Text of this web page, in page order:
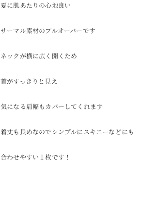
夏に肌あたりの心地良い
サーマル素材のプルオーバーです
ネックが横に広く開くため
首がすっきりと見え
気になる肩幅もカバーしてくれます
着丈も長めなのでシンプルにスキニーなどにも
合わせやすい１枚です！